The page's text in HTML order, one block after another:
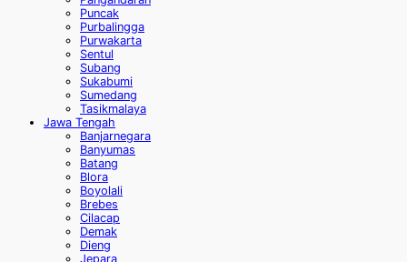
Puncak
Purbalingga
Purwakarta
Sentul
Subang
Sukabumi
Sumedang
Tasikmalaya
Jawa Tengah
Banjarnegara
Banyumas
Batang
Blora
Boyolali
Brebes
Cilacap
Demak
Dieng
Jepara